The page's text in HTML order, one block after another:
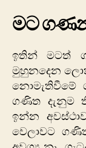
මට
ඉතින් මටත්
මුහුනදෙන
නොමැතිවීමේ
ගණිත දැනුම
ඉන්න
වෙලාවට